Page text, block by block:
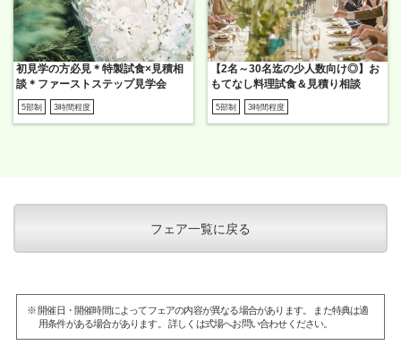
初見学の方必見＊特製試食×見積相
談＊ファーストステップ見学会
5部制 3時間程度
【2名～30名迄の少人数向け◎】お
もてなし料理試食＆見積り相談
5部制 3時間程度
フェア一覧に戻る
※ 開催日・開催時間によってフェアの内容が異なる場合があります。 また特典は適
用条件がある場合があります。 詳しくは式場へお問い合わせください。